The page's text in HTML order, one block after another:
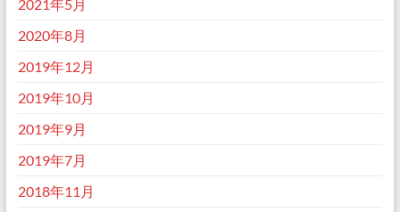
2021年5月
2020年8月
2019年12月
2019年10月
2019年9月
2019年7月
2018年11月